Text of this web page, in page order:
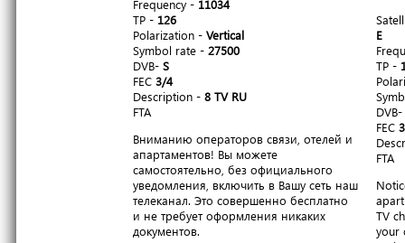
Frequency - 11034
TP - 126
Polarization - Vertical
Symbol rate - 27500
DVB- S
FEC 3/4
Description - 8 TV RU
FTA
Вниманию операторов связи, отелей и
апартаментов! Вы можете
самостоятельно, без официального
уведомления, включить в Вашу сеть наш
телеканал. Это совершенно бесплатно
и не требует оформления никаких
документов.
E
TP -
DVB-
FEC
FTA
TV
your